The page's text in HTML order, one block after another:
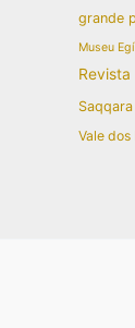
grande
Museu
Revista
Saqqara
Vale dos